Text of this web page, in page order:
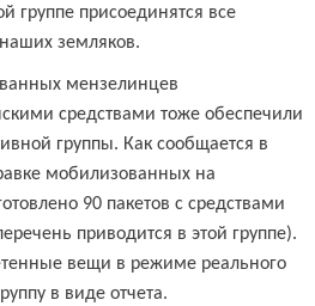
группе присоединятся все
земляков.
мензелинцев
средствами тоже обеспечили
группы. Как сообщается в
мобилизованных на
90 пакетов с средствами
приводится в этой группе).
вещи в режиме реального
в виде отчета.